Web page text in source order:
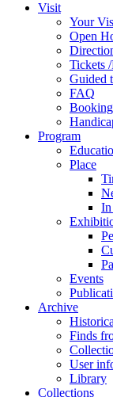
Visit
Your
Open
Tickets
Guided
FAQ
Booking
Program
Place
In
Events
Archive
Finds
User
Library
Collections